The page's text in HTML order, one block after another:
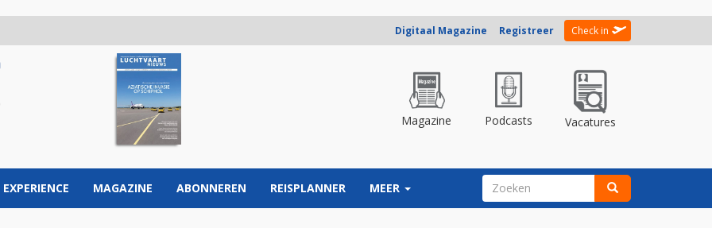
Digitaal Magazine Registreer Check in
Magazine Podcasts Vacatures
EXPERIENCE MAGAZINE ABONNEREN REISPLANNER MEER ZOEKVELD